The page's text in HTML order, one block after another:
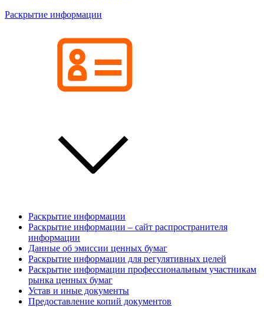
Раскрытие информации
Раскрытие информации
Раскрытие информации – сайт распространителя
информации
Данные об эмиссии ценных бумаг
Раскрытие информации для регулятивных целей
Раскрытие информации профессиональным участникам
рынка ценных бумаг
Устав и иные документы
Предоставление копий документов